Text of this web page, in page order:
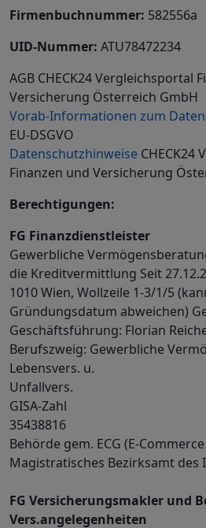
Firmenbuchnummer: 582556a
UID-Nummer: ATU78472234
AGB CHECK24 Vergleichsportal
Versicherung Österreich GmbH
Vorab-Informationen zum
EU-DSGVO
Datenschutzhinweise CHECK24
Finanzen und Versicherung
Berechtigungen:
FG Finanzdienstleister
Gewerbliche
die Kreditvermittlung Seit
1010 Wien, Wollzeile 1-3/1/5
Gründungsdatum abweichen)
Geschäftsführung: Florian
Berufszweig: Gewerbliche
Lebensvers. u.
Unfallvers.
GISA-Zahl
35438816
Behörde gem. ECG (E-
Magistratisches Bezirksamt des
FG Versicherungsmakler und
Vers.angelegenheiten